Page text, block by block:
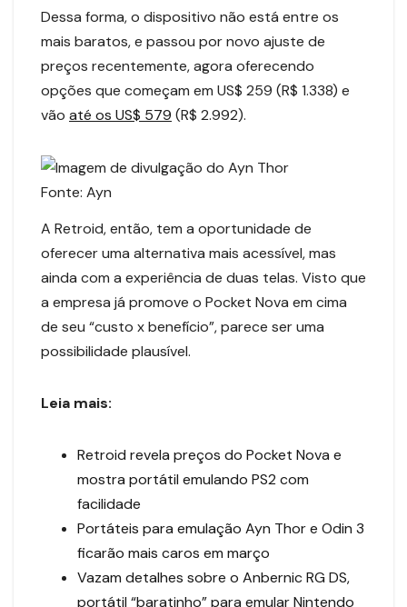
Dessa forma, o dispositivo não está entre os
mais baratos, e passou por novo ajuste de
preços recentemente, agora oferecendo
opções que começam em US$ 259 (R$ 1.338) e
vão até os US$ 579 (R$ 2.992).
Fonte: Ayn
A Retroid, então, tem a oportunidade de
oferecer uma alternativa mais acessível, mas
ainda com a experiência de duas telas. Visto que
a empresa já promove o Pocket Nova em cima
de seu “custo x benefício”, parece ser uma
possibilidade plausível.
Leia mais:
Retroid revela preços do Pocket Nova e
mostra portátil emulando PS2 com
facilidade
Portáteis para emulação Ayn Thor e Odin 3
ficarão mais caros em março
Vazam detalhes sobre o Anbernic RG DS,
portátil “baratinho” para emular Nintendo